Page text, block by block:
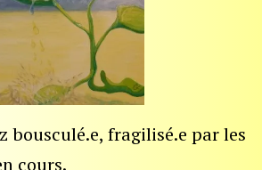
bousculé.e, fragilisé.e par les
cours.